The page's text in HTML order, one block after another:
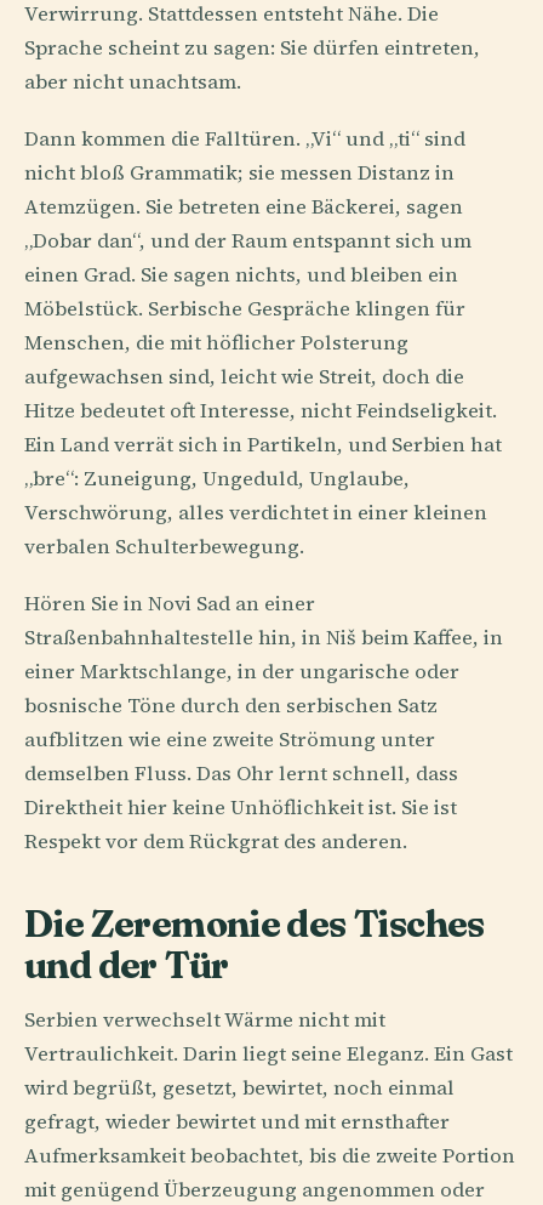
Verwirrung. Stattdessen entsteht Nähe. Die
Sprache scheint zu sagen: Sie dürfen eintreten,
aber nicht unachtsam.
Dann kommen die Falltüren. „Vi“ und „ti“ sind
nicht bloß Grammatik; sie messen Distanz in
Atemzügen. Sie betreten eine Bäckerei, sagen
„Dobar dan“, und der Raum entspannt sich um
einen Grad. Sie sagen nichts, und bleiben ein
Möbelstück. Serbische Gespräche klingen für
Menschen, die mit höflicher Polsterung
aufgewachsen sind, leicht wie Streit, doch die
Hitze bedeutet oft Interesse, nicht Feindseligkeit.
Ein Land verrät sich in Partikeln, und Serbien hat
„bre“: Zuneigung, Ungeduld, Unglaube,
Verschwörung, alles verdichtet in einer kleinen
verbalen Schulterbewegung.
Hören Sie in Novi Sad an einer
Straßenbahnhaltestelle hin, in Niš beim Kaffee, in
einer Marktschlange, in der ungarische oder
bosnische Töne durch den serbischen Satz
aufblitzen wie eine zweite Strömung unter
demselben Fluss. Das Ohr lernt schnell, dass
Direktheit hier keine Unhöflichkeit ist. Sie ist
Respekt vor dem Rückgrat des anderen.
Die Zeremonie des Tisches
und der Tür
Serbien verwechselt Wärme nicht mit
Vertraulichkeit. Darin liegt seine Eleganz. Ein Gast
wird begrüßt, gesetzt, bewirtet, noch einmal
gefragt, wieder bewirtet und mit ernsthafter
Aufmerksamkeit beobachtet, bis die zweite Portion
mit genügend Überzeugung angenommen oder